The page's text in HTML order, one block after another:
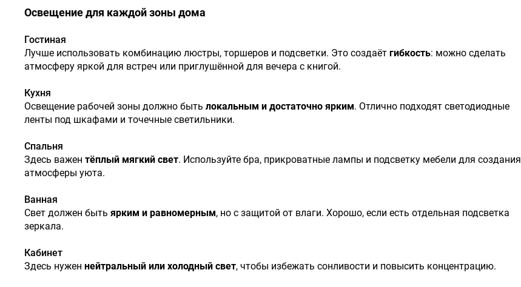
Освещение для каждой зоны дома
Гостиная
Лучше использовать комбинацию люстры, торшеров и подсветки. Это создаёт гибкость: можно сделать
атмосферу яркой для встреч или приглушённой для вечера с книгой.
Кухня
Освещение рабочей зоны должно быть локальным и достаточно ярким. Отлично подходят светодиодные
ленты под шкафами и точечные светильники.
Спальня
Здесь важен тёплый мягкий свет. Используйте бра, прикроватные лампы и подсветку мебели для создания
атмосферы уюта.
Ванная
Свет должен быть ярким и равномерным, но с защитой от влаги. Хорошо, если есть отдельная подсветка
зеркала.
Кабинет
Здесь нужен нейтральный или холодный свет, чтобы избежать сонливости и повысить концентрацию.